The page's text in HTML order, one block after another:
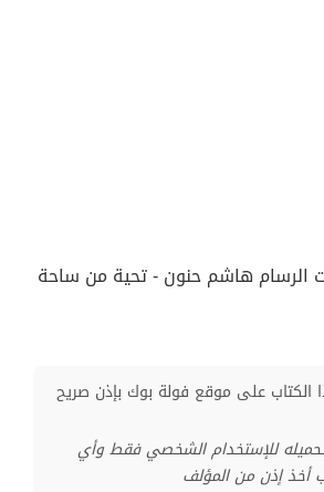
الرسام هاشم حنون - تحية من ساحة
الكتاب على موقع فولة بوك بإذن صريح
تحميله للإستخدام الشخصي فقط وأي
أخذ إذن من المؤلف